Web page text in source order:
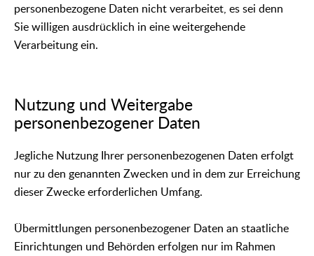
personenbezogene Daten nicht verarbeitet, es sei denn
Sie willigen ausdrücklich in eine weitergehende
Verarbeitung ein.
Nutzung und Weitergabe
personenbezogener Daten
Jegliche Nutzung Ihrer personenbezogenen Daten erfolgt
nur zu den genannten Zwecken und in dem zur Erreichung
dieser Zwecke erforderlichen Umfang.
Übermittlungen personenbezogener Daten an staatliche
Einrichtungen und Behörden erfolgen nur im Rahmen